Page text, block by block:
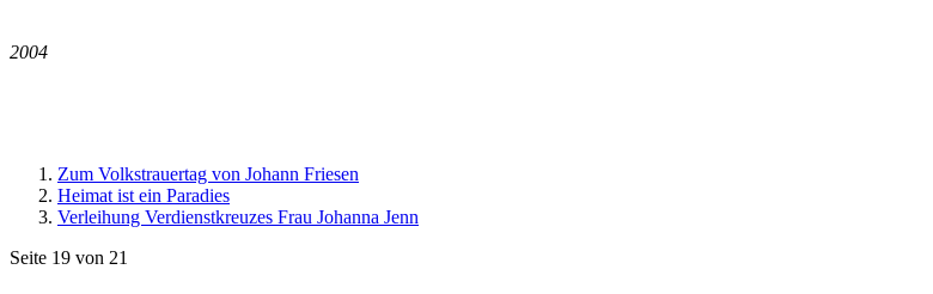
2004
Zum Volkstrauertag von Johann Friesen
Heimat ist ein Paradies
Verleihung Verdienstkreuzes Frau Johanna Jenn
Seite 19 von 21